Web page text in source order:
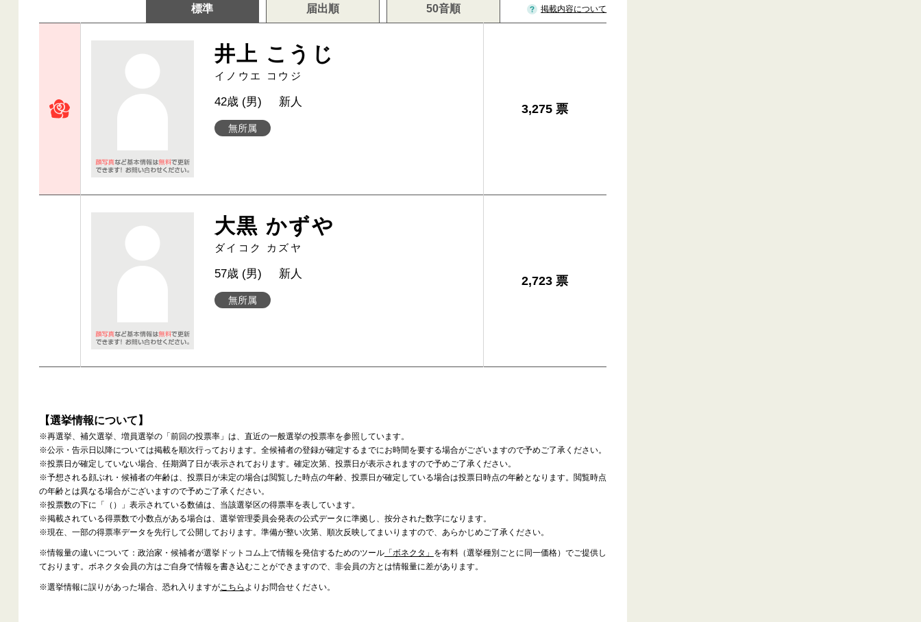
標準 届出順 50音順 掲載内容について
井上 こうじ
イノウエ コウジ
無所属
42歳 (男) 新人
3,275 票
大黒 かずや
ダイコク カズヤ
無所属
57歳 (男) 新人
2,723 票
【選挙情報について】
※再選挙、補欠選挙、増員選挙の「前回の投票率」は、直近の一般選挙の投票率を参照しています。
※公示・告示日以降については掲載を順次行っております。全候補者の登録が確定するまでにお時間を要する場合がございますので予めご了承ください。
※投票日が確定していない場合、任期満了日が表示されております。確定次第、投票日が表示されますので予めご了承ください。
※予想される顔ぶれ・候補者の年齢は、投票日が未定の場合は閲覧した時点の年齢、投票日が確定している場合は投票日時点の年齢となります。閲覧時点
の年齢とは異なる場合がございますので予めご了承ください。
※投票数の下に「（）」表示されている数値は、当該選挙区の得票率を表しています。
※掲載されている得票数で小数点がある場合は、選挙管理委員会発表の公式データに準拠し、按分された数字になります。
※現在、一部の得票率データを先行して公開しております。準備が整い次第、順次反映してまいりますので、あらかじめご了承ください。
※情報量の違いについて：政治家・候補者が選挙ドットコム上で情報を発信するためのツール「ボネクタ」 を有料（選挙種別ごとに同一価格）でご提供し
ております。ボネクタ会員の方はご自身で情報を書き込むことができますので、非会員の方とは情報量に差があります。
※選挙情報に誤りがあった場合、恐れ入りますがこちら よりお問合せください。